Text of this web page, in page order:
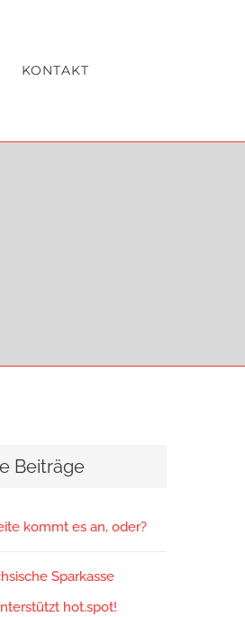
KONTAKT
Beiträge
kommt es an, oder?
Sparkasse
hot.spot!